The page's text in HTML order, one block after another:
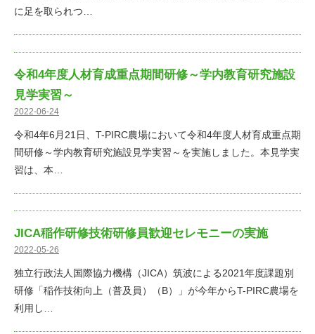
に足を取られつ…
令和4年度人材育成重点期間研修～学内教育研究施設
見学実習～
2022-06-24
令和4年6月21日、T-PIRC農場において令和4年度人材育成重点期
間研修～学内教育研究施設見学実習～を実施しました。本見学実
習は、本…
JICA稲作研修技術研修員歓迎セレモニーの実施
2022-05-26
独立行政法人国際協力機構（JICA）筑波による2021年度課題別
研修「稲作技術向上（普及員）（B）」が今年からT-PIRC農場を
利用し…